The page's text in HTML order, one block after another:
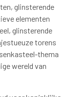
glinsterende
elementen
glinsterende
torens
thema
wereld van